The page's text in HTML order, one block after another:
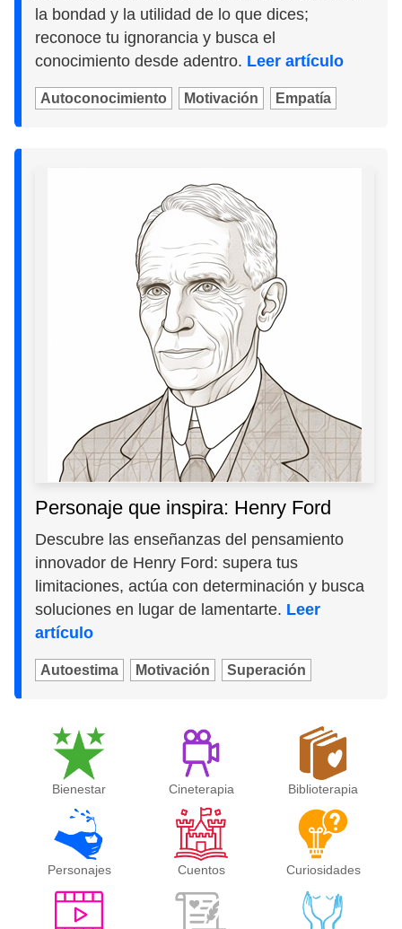
la bondad y la utilidad de lo que dices;
reconoce tu ignorancia y busca el
conocimiento desde adentro. Leer artículo
Autoconocimiento Motivación Empatía
Personaje que inspira: Henry Ford
Descubre las enseñanzas del pensamiento
innovador de Henry Ford: supera tus
limitaciones, actúa con determinación y busca
soluciones en lugar de lamentarte. Leer
artículo
Autoestima Motivación Superación
Bienestar Cineterapia Biblioterapia
Personajes Cuentos Curiosidades